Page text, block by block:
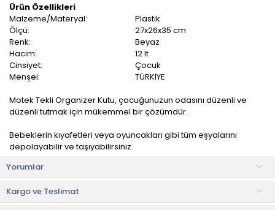
Ürün Özellikleri
Malzeme/Materyal:
Plastik
Ölçü:
27x26x35 cm
Renk:
Beyaz
Hacim:
12 lt
Cinsiyet:
Çocuk
Menşei:
TÜRKİYE
Motek Tekli Organizer Kutu, çocuğunuzun odasını düzenli ve
düzenli tutmak için mükemmel bir çözümdür.
Bebeklerin kıyafetleri veya oyuncakları gibi tüm eşyalarını
depolayabilir ve taşıyabilirsiniz.
Özel kapakları sayesinde üst üste dizilebilir. Tekerlekleri
sayesinde kolay taşınabilir. Portatif bir üründür. Gıda ile temasa
uygundur. Annelerin kullanımı için oldukça idealdir.
Yorumlar
Kargo ve Teslimat